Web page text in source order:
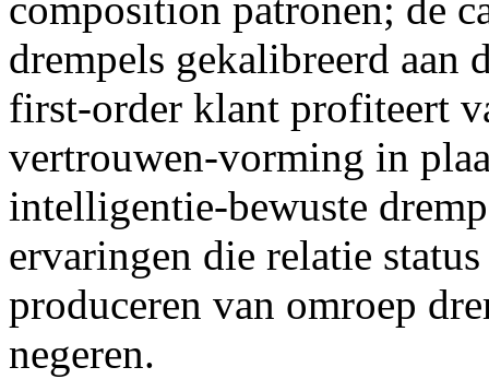
composition patronen; de
drempels gekalibreerd
first-order klant profiteert
vertrouwen-vorming in
intelligentie-bewuste
ervaringen die relatie
produceren van omroep
negeren.